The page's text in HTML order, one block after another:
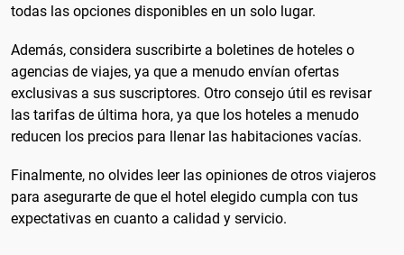
todas las opciones disponibles en un solo lugar.
Además, considera suscribirte a boletines de hoteles o
agencias de viajes, ya que a menudo envían ofertas
exclusivas a sus suscriptores. Otro consejo útil es revisar
las tarifas de última hora, ya que los hoteles a menudo
reducen los precios para llenar las habitaciones vacías.
Finalmente, no olvides leer las opiniones de otros viajeros
para asegurarte de que el hotel elegido cumpla con tus
expectativas en cuanto a calidad y servicio.